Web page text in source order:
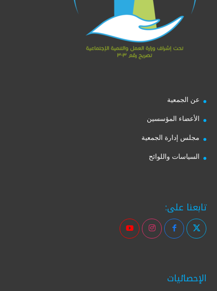
عن الجمعية
الأعضاء المؤسسين
مجلس إدارة الجمعية
السياسات واللوائح
تابعنا على:
الإحصائيات